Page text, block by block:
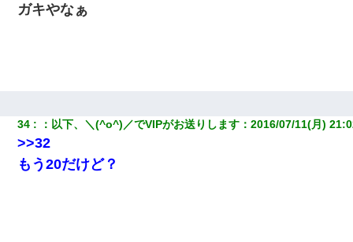
ガキやなぁ
34 ： 以下、＼(^o^)／でVIPがお送りします ：2016/07/11(月)
>>32
もう20だけど？